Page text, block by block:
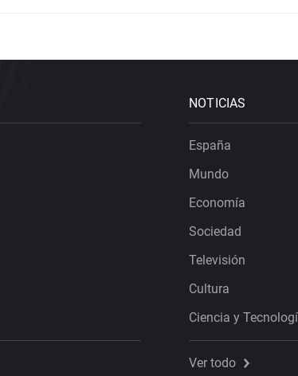
NOTICIAS
España
Mundo
Economía
Sociedad
Televisión
Cultura
Ciencia y
Ver todo